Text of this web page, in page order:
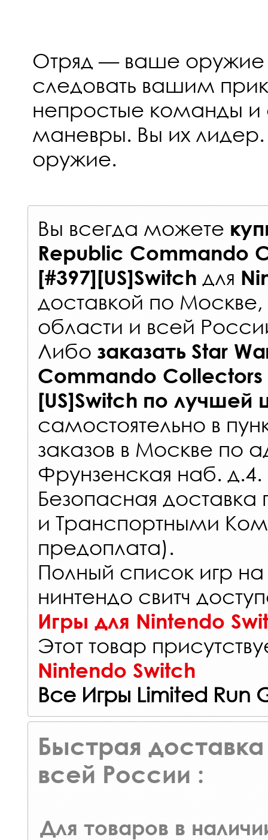
Отряд — ваше оружие
следовать вашим
непростые команды и
маневры. Вы их
оружие.
Вы всегда можете
Republic Commando
[#397][US]Switch для
доставкой по
области и всей
Либо заказать Star
Commando Collectors
[US]Switch по лучшей
самостоятельно в
заказов в Москве по
Фрунзенская наб. д.4.
Безопасная
и Транспортными
предоплата).
Полный список игр
нинтендо свитч
Игры для Nintendo
Этот товар
Nintendo Switch
Все Игры Limited Run
Быстрая доставка
всей России :
Для товаров в